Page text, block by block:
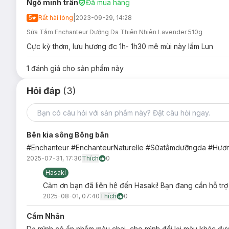
Hương hoa oải hương vùng Provence (màu tím):
quyến rũ với chút vani sâu lắng, mang đến cảm giác
Hương hoa diên vĩ Pháp (màu hồng):
trái cây. 3 tầng hương của hoa cam, hoa diên vỹ đầy
vườn hoa buổi sớm mai.
Sữa Tắm Enchanteur Naturelle Moisturizing
Ngô minh trân Đã mua hàng
5 Rất hài lòng 2023-09-29, 14:28
Sữa Tắm Enchanteur Dưỡng Da Thiên Nhiên Lavender 510g
Cực kỳ thơm, lưu hương đc 1h- 1h30 mê mùi này lắm Lun
1 đánh giá cho sản phẩm này
Hỏi đáp (3)
Bên kia sông Bông bân
#Enchanteur #EnchanteurNaturelle #Sữatắmdưỡngda
2025-07-31, 17:30Thích
0
Hasaki
Cảm ơn bạn đã liên hệ đến Hasaki! Bạn đang cần hỗ
2025-08-01, 07:40Thích 0
Cẩm Nhân